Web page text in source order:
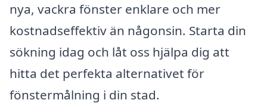
nya, vackra fönster enklare och mer
kostnadseffektiv än någonsin. Starta din
sökning idag och låt oss hjälpa dig att
hitta det perfekta alternativet för
fönstermålning i din stad.